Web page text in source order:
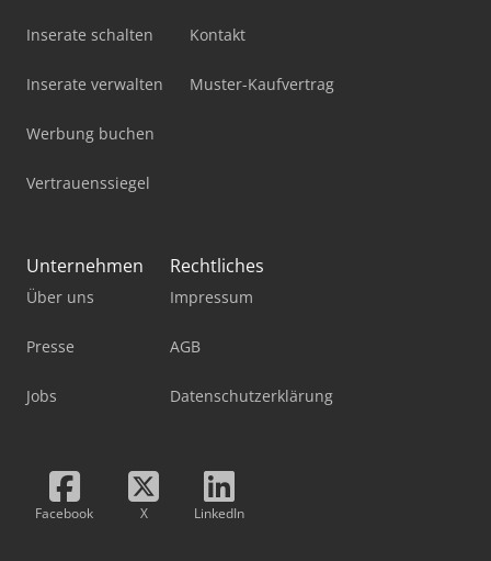
Inserate schalten
Inserate verwalten
Werbung buchen
Vertrauenssiegel
Kontakt
Muster-Kaufvertrag
Unternehmen
Über uns
Presse
Jobs
Rechtliches
Impressum
AGB
Datenschutzerklärung
Facebook X LinkedIn